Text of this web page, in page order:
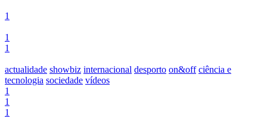
1
1
1
actualidade showbiz internacional desporto on&off ciência e
tecnologia sociedade vídeos
1
1
1